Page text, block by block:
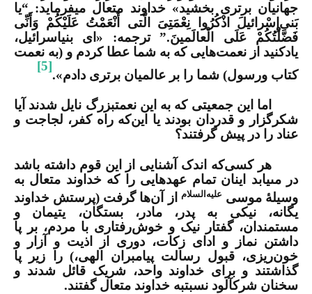
جهانیان برترى بخشید» خداوند متعال می­فرماید: “یا
بَنی‌إِسْرائیلَ اذْکُرُوا نِعْمَتِیَ الَّتی أَنْعَمْتُ عَلَیْکُمْ وَأَنِّی
فَضَّلْتُکُمْ عَلَی الْعالَمینَ.” ترجمه: «ای بنی­اسرائیل،
یادکنید از نعمت‌هایی که به شما عطا کردم و (به نعمت
کتاب ورسول) شما را بر عالمیان برتری دادم».
[5]
اما این جمعیتى که به این نعمت‏بزرگ نایل شدند آیا
شکرگزار و قدردان بودند یا این‌که راه کفر، لجاجت و
عناد را در پیش گرفتند؟
هر کسى‌که اندک آشنایى از این قوم داشته باشد
در مى‏یابد اینان تمام عهدهایى را که خداوند متعال به
وسیلۀ موسى علیه‌السلام
از آن‌ها گرفت (پرستش خداوند
یگانه، نیکى به پدر، مادر، بستگان، یتیمان و
مستمندان، گفتار نیک و خوش‌رفتارى با مردم، بر پا
داشتن نماز و اداى زکات، دورى از اذیت و آزار و
خون‌ریزى، قبول رسالت پیامبران الهى،) را زیر پا
گذاشتند و براى خداوند واحد، شریک قائل شدند و
سخنان شرک­آلود نسبت‏به خداوند متعالگفتند.